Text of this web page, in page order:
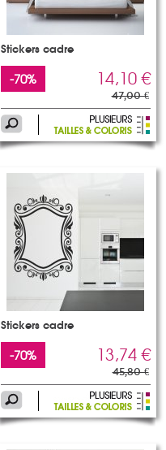
Stickers cadre
-70% 14,10 €
47,00 €
Stickers cadre
-70% 13,74 €
45,80 €